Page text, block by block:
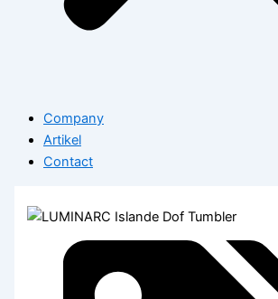
Company
Artikel
Contact